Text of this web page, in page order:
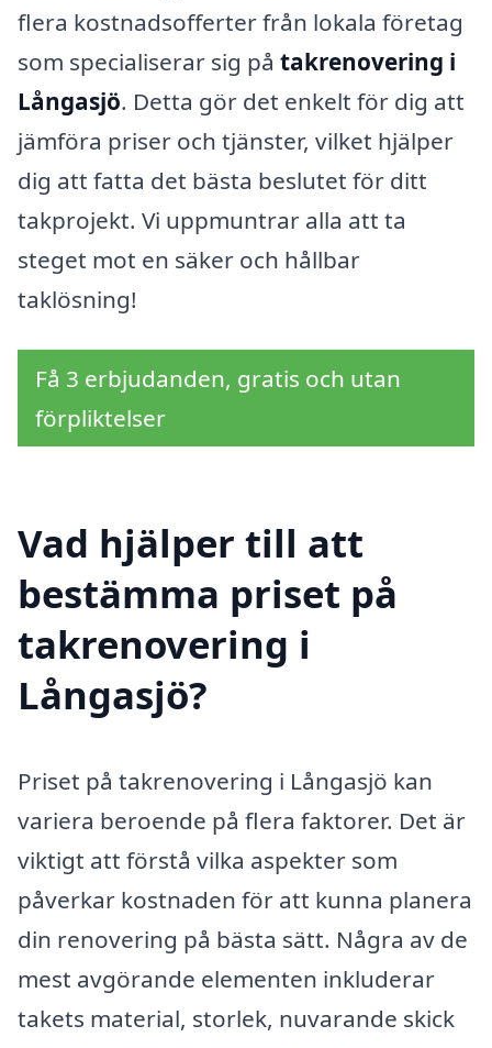
flera kostnadsofferter från lokala företag
som specialiserar sig på takrenovering i
Långasjö. Detta gör det enkelt för dig att
jämföra priser och tjänster, vilket hjälper
dig att fatta det bästa beslutet för ditt
takprojekt. Vi uppmuntrar alla att ta
steget mot en säker och hållbar
taklösning!
Få 3 erbjudanden, gratis och utan
förpliktelser
Vad hjälper till att
bestämma priset på
takrenovering i
Långasjö?
Priset på takrenovering i Långasjö kan
variera beroende på flera faktorer. Det är
viktigt att förstå vilka aspekter som
påverkar kostnaden för att kunna planera
din renovering på bästa sätt. Några av de
mest avgörande elementen inkluderar
takets material, storlek, nuvarande skick